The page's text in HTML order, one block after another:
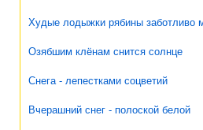
Худые лодыжки рябины заботливо
Озябшим клёнам снится солнце
Снега - лепестками соцветий
Вчерашний снег - полоской белой